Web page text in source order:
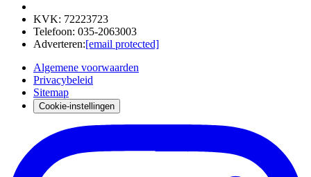
KVK: 72223723
Telefoon: 035-2063003
Adverteren:[email protected]
Algemene voorwaarden
Privacybeleid
Sitemap
Cookie-instellingen